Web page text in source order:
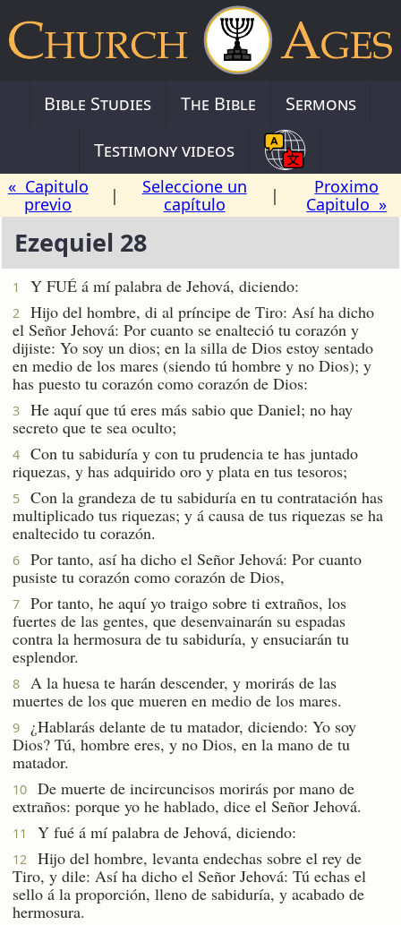
Bible Studies The Bible
Sermons
Testimony videos
« Capitulo
previo
|
Seleccione un
capítulo
|
Proximo
Capitulo »
Ezequiel 28
1 Y FUÉ á mí palabra de Jehová, diciendo:
2
Hijo del hombre, di al príncipe de Tiro: Así ha dicho
el Señor Jehová: Por cuanto se enalteció tu corazón y
dijiste: Yo soy un dios; en la silla de Dios estoy sentado
en medio de los mares (siendo tú hombre y no Dios); y
has puesto tu corazón como corazón de Dios:
3
He aquí que tú eres más sabio que Daniel; no hay
secreto que te sea oculto;
4
Con tu sabiduría y con tu prudencia te has juntado
riquezas, y has adquirido oro y plata en tus tesoros;
5
Con la grandeza de tu sabiduría en tu contratación has
multiplicado tus riquezas; y á causa de tus riquezas se ha
enaltecido tu corazón.
6
Por tanto, así ha dicho el Señor Jehová: Por cuanto
pusiste tu corazón como corazón de Dios,
7
Por tanto, he aquí yo traigo sobre ti extraños, los
fuertes de las gentes, que desenvainarán su espadas
contra la hermosura de tu sabiduría, y ensuciarán tu
esplendor.
8
A la huesa te harán descender, y morirás de las
muertes de los que mueren en medio de los mares.
9
¿Hablarás delante de tu matador, diciendo: Yo soy
Dios? Tú, hombre eres, y no Dios, en la mano de tu
matador.
10
De muerte de incircuncisos morirás por mano de
extraños: porque yo he hablado, dice el Señor Jehová.
11 Y fué á mí palabra de Jehová, diciendo:
12
Hijo del hombre, levanta endechas sobre el rey de
Tiro, y dile: Así ha dicho el Señor Jehová: Tú echas el
sello á la proporción, lleno de sabiduría, y acabado de
hermosura.